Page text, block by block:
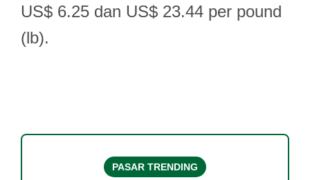
US$ 6.25 dan US$ 23.44 per pound
(lb).
PASAR TRENDING